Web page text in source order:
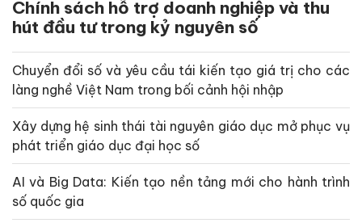
Chính sách hỗ trợ doanh nghiệp và thu
hút đầu tư trong kỷ nguyên số
Chuyển đổi số và yêu cầu tái kiến tạo giá trị cho các
làng nghề Việt Nam trong bối cảnh hội nhập
Xây dựng hệ sinh thái tài nguyên giáo dục mở phục vụ
phát triển giáo dục đại học số
AI và Big Data: Kiến tạo nền tảng mới cho hành trình
số quốc gia